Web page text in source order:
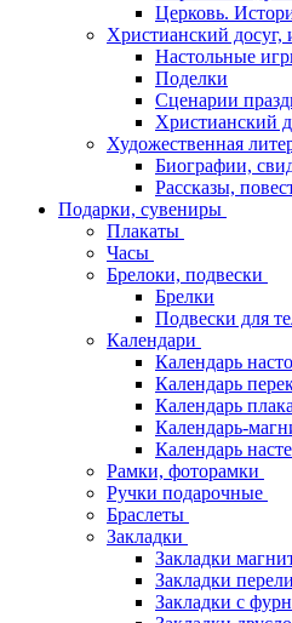
Церковь.
Христианский досуг,
Настольные
Поделки
Сценарии
Христианский
Художественная
Биографии,
Рассказы,
Подарки, сувениры
Плакаты
Часы
Брелоки, подвески
Брелки
Подвески для
Календари
Календарь
Календарь
Календарь
Календарь-
Календарь
Рамки, фоторамки
Ручки подарочные
Браслеты
Закладки
Закладки
Закладки
Закладки с